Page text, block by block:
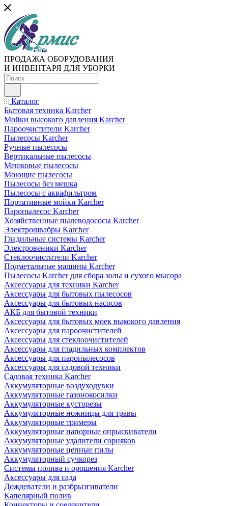
ПРОДАЖА ОБОРУДОВАНИЯ
И ИНВЕНТАРЯ ДЛЯ УБОРКИ
Каталог
Бытовая техника Karcher
Мойки высокого давления Karcher
Пароочистители Karcher
Пылесосы Karcher
Ручные пылесосы
Вертикальные пылесосы
Мешковые пылесосы
Моющие пылесосы
Пылесосы без мешка
Пылесосы с аквафильтром
Портативные мойки Karcher
Паропылесос Karcher
Хозяйственные пылеводососы Karcher
Электрошвабры Karcher
Гладильные системы Karcher
Электровеники Karcher
Стеклоочистители Karcher
Подметальные машины Karcher
Пылесосы Karcher для сбора золы и сухого мысора
Аксессуары для техники Karcher
Аксессуары для бытовых пылесосов
Аксессуары для бытовых насосов
АКБ для бытовой техники
Аксессуары для бытовых моек выкокого давления
Аксессуары для пароочистителей
Аксессуары для стеклоочистителей
Аксессуары для гладильных комплектов
Аксессуары для паропылесосов
Аксессуары для садовой техники
Садовая техника Karcher
Аккумуляторные воздуходувки
Аккумуляторные газонокосилки
Аккумуляторные кусторезы
Аккумуляторные ножницы для травы
Аккумуляторные тримеры
Аккумуляторные напорные опрыскиватели
Аккумуляторные удалители сорняков
Аккумуляторные цепные пилы
Аккумуляторный сучкорез
Системы полива и орошения Karcher
Аксессуары для сада
Дождеватели и разбрызгиватели
Капелярный полив